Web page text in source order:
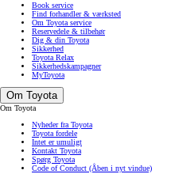
Book service
Find forhandler & værksted
Om Toyota service
Reservedele & tilbehør
Dig & din Toyota
Sikkerhed
Toyota Relax
Sikkerhedskampagner
MyToyota
Om Toyota
Om Toyota
Nyheder fra Toyota
Toyota fordele
Intet er umuligt
Kontakt Toyota
Spørg Toyota
Code of Conduct (Åben i nyt vindue)